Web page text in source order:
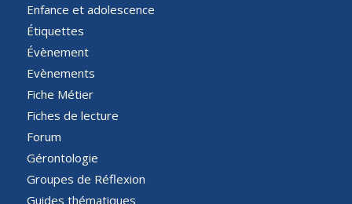
Enfance et adolescence
Étiquettes
Évènement
Evènements
Fiche Métier
Fiches de lecture
Forum
Gérontologie
Groupes de Réflexion
Guides thématiques